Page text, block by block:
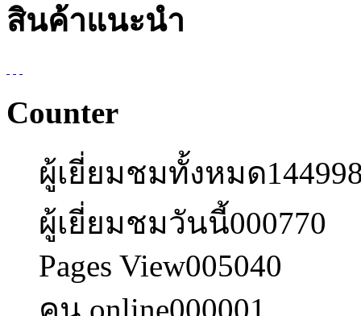
สินค้าแนะนำ
Counter
ผู้เยี่ยมชมทั้งหมด
ผู้เยี่ยมชมวันนี้000770
Pages View005040